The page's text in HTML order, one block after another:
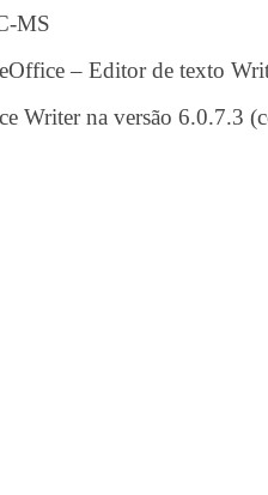
MS
– Editor de texto
Writer na versão 6.0.7.3